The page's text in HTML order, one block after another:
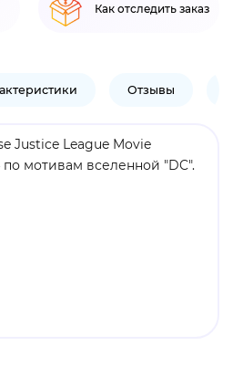
Как отследить заказ
Отзывы
Justice League Movie
по мотивам вселенной "DC".
лицензированный